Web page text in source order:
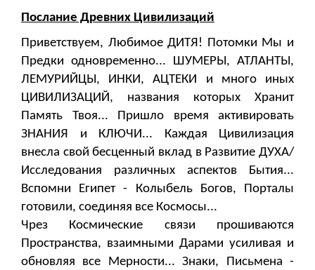
Послание Древних Цивилизаций
Приветствуем, Любимое ДИТЯ! Потомки Мы и
Предки одновременно... ШУМЕРЫ, АТЛАНТЫ,
ЛЕМУРИЙЦЫ, ИНКИ, АЦТЕКИ и много иных
ЦИВИЛИЗАЦИЙ, названия которых Хранит
Память Твоя... Пришло время активировать
ЗНАНИЯ и КЛЮЧИ... Каждая Цивилизация
внесла свой бесценный вклад в Развитие ДУХА/
Исследования различных аспектов Бытия...
Вспомни Египет - Колыбель Богов, Порталы
готовили, соединяя все Космосы...
Чрез Космические связи прошиваются
Пространства, взаимными Дарами усиливая и
обновляя все Мерности... Знаки, Письмена -